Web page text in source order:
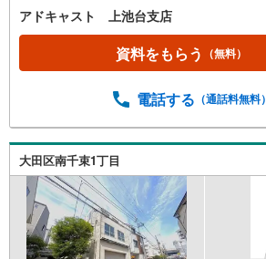
アドキャスト 上池台支店
資料をもらう （無料）
電話する （通話料無料）
大田区南千束1丁目